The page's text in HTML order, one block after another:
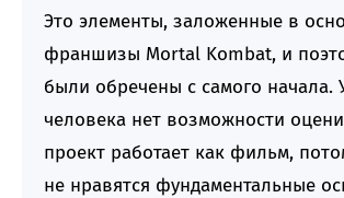
Это элементы, заложенные в
франшизы Mortal Kombat, и
были обречены с самого начала.
человека нет возможности
проект работает как фильм,
не нравятся фундаментальные